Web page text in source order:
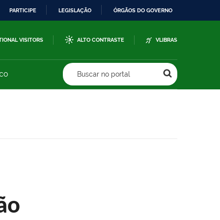
PARTICIPE LEGISLAÇÃO ÓRGÃOS DO GOVERNO
VISITORS ALTO CONTRASTE VLIBRAS
Buscar no portal